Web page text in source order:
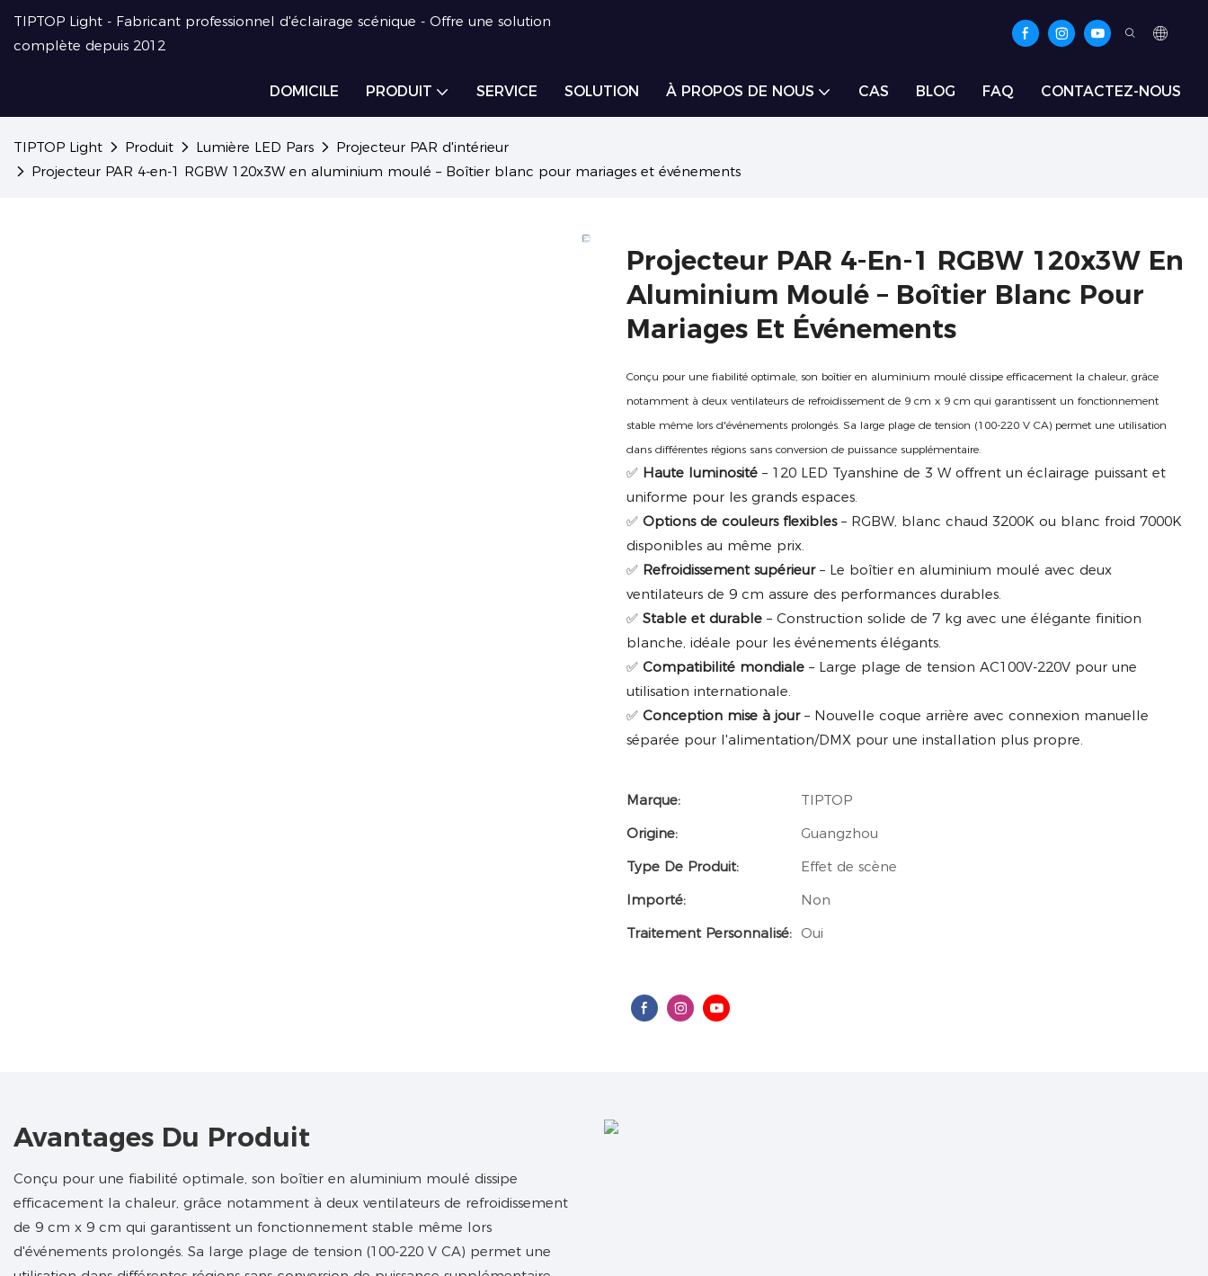
TIPTOP Light - Fabricant professionnel d'éclairage scénique - Offre une solution
complète depuis 2012
DOMICILE PRODUIT SERVICE SOLUTION À PROPOS DE NOUS CAS BLOG FAQ CONTACTEZ-NOUS
TIPTOP Light Produit Lumière LED Pars
Projecteur PAR d'intérieur
Projecteur PAR 4-en-1 RGBW 120x3W en aluminium moulé – Boîtier blanc pour mariages et événements
Projecteur PAR 4-En-1 RGBW 120x3W En
Aluminium Moulé – Boîtier Blanc Pour
Mariages Et Événements
Conçu pour une fiabilité optimale, son boîtier en aluminium moulé dissipe efficacement la chaleur, grâce
notamment à deux ventilateurs de refroidissement de 9 cm x 9 cm qui garantissent un fonctionnement
stable même lors d'événements prolongés. Sa large plage de tension (100-220 V CA) permet une utilisation
dans différentes régions sans conversion de puissance supplémentaire.
✅ Haute luminosité – 120 LED Tyanshine de 3 W offrent un éclairage puissant et
uniforme pour les grands espaces.
✅ Options de couleurs flexibles– RGBW, blanc chaud 3200K ou blanc froid 7000K
disponibles au même prix.
✅ Refroidissement supérieur– Le boîtier en aluminium moulé avec deux
ventilateurs de 9 cm assure des performances durables.
✅ Stable et durable – Construction solide de 7 kg avec une élégante finition
blanche, idéale pour les événements élégants.
✅ Compatibilité mondiale – Large plage de tension AC100V-220V pour une
utilisation internationale.
✅ Conception mise à jour– Nouvelle coque arrière avec connexion manuelle
séparée pour l'alimentation/DMX pour une installation plus propre.
Marque:
TIPTOP
Origine:
Guangzhou
Type De Produit:
Effet de scène
Importé:
Non
Traitement Personnalisé: Oui
Avantages Du Produit
Conçu pour une fiabilité optimale, son boîtier en aluminium moulé dissipe
efficacement la chaleur, grâce notamment à deux ventilateurs de refroidissement
de 9 cm x 9 cm qui garantissent un fonctionnement stable même lors
d'événements prolongés. Sa large plage de tension (100-220 V CA) permet une